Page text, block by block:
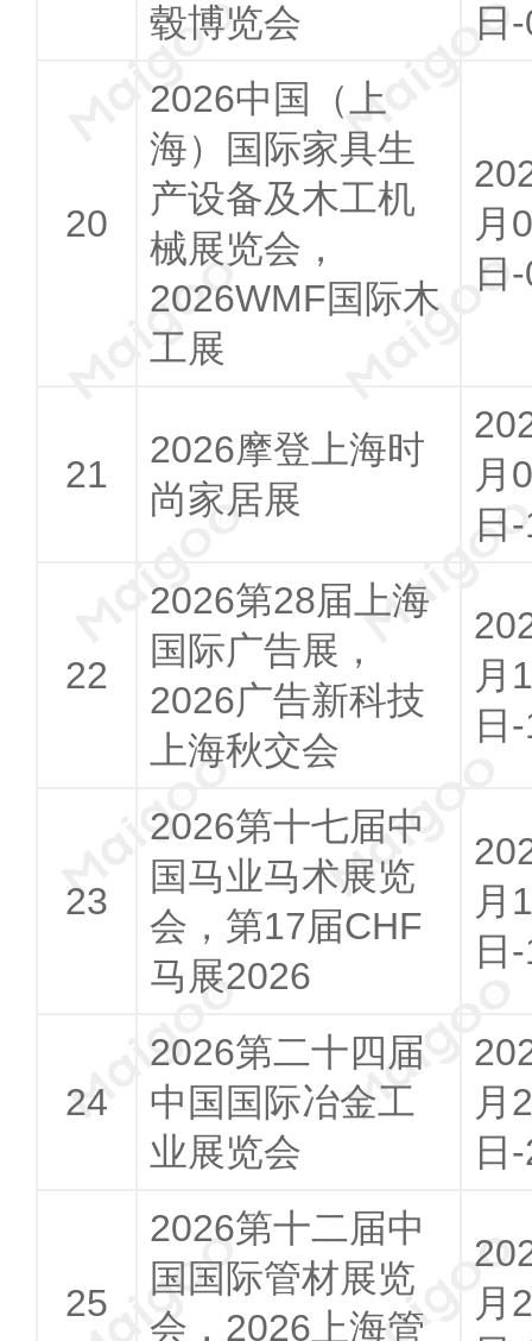
毂博览会
日
2026中国（上
海）国际家具生
产设备及木工机
械展览会，
2026WMF国际木
工展
月
日
2026摩登上海时
尚家居展
月
日
2026第28届上海
国际广告展，
2026广告新科技
上海秋交会
月
日
2026第十七届中
国马业马术展览
会，第17届CHF
马展2026
月
日
2026第二十四届
中国国际冶金工
业展览会
月
日
2026第十二届中
国国际管材展览
会，2026上海管
月